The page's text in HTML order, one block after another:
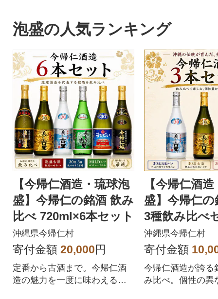
泡盛の人気ランキング
【今帰仁酒造・琉球泡
盛】今帰仁の銘酒 飲み
比べ 720ml×6本セット
沖縄県今帰仁村
寄付金額 20,000円
定番から古酒まで。今帰仁酒
造の魅力を一度に味わえる豪
【今帰仁酒
盛】今帰仁の
3種飲み比べ
るだい・美
淡麗)
沖縄県今帰仁村
寄付金額
今帰仁酒造が誇る
み比べ。個性の異